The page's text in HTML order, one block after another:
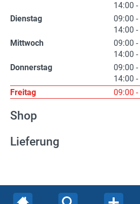
14:00
Dienstag
09:00
14:00
Mittwoch
09:00
14:00
Donnerstag
09:00
14:00
Freitag
09:00
Shop
Lieferung
Datenschutzerklärung
Impressum